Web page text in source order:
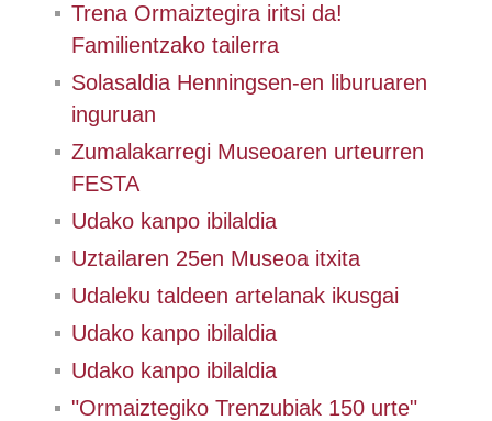
Trena Ormaiztegira iritsi da!
Familientzako tailerra
Solasaldia Henningsen-en liburuaren
inguruan
Zumalakarregi Museoaren urteurren
FESTA
Udako kanpo ibilaldia
Uztailaren 25en Museoa itxita
Udaleku taldeen artelanak ikusgai
Udako kanpo ibilaldia
Udako kanpo ibilaldia
"Ormaiztegiko Trenzubiak 150 urte"